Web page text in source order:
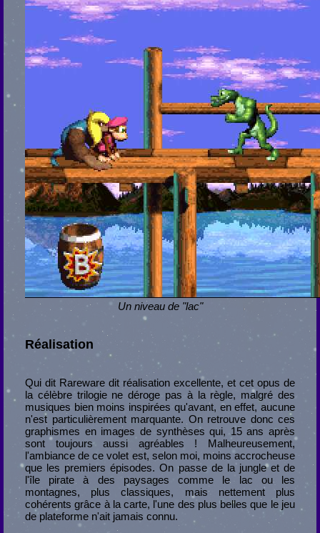
Un niveau de "lac"
Réalisation
Qui dit Rareware dit réalisation excellente, et cet opus de
la célèbre trilogie ne déroge pas à la règle, malgré des
musiques bien moins inspirées qu'avant, en effet, aucune
n'est particulièrement marquante. On retrouve donc ces
graphismes en images de synthèses qui, 15 ans après
sont toujours aussi agréables ! Malheureusement,
l'ambiance de ce volet est, selon moi, moins accrocheuse
que les premiers épisodes. On passe de la jungle et de
l'île pirate à des paysages comme le lac ou les
montagnes, plus classiques, mais nettement plus
cohérents grâce à la carte, l'une des plus belles que le jeu
de plateforme n'ait jamais connu.